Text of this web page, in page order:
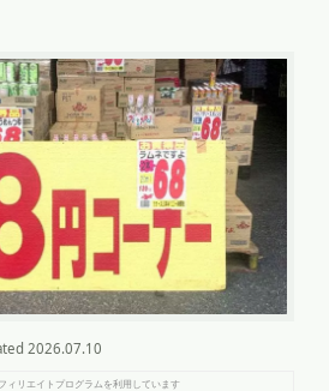
2026.07.10
ィリエイトプログラムを利用しています